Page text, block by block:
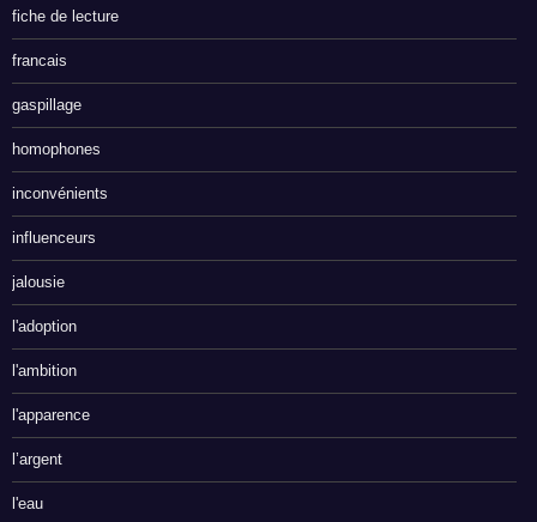
fiche de lecture
francais
gaspillage
homophones
inconvénients
influenceurs
jalousie
l'adoption
l'ambition
l'apparence
l’argent
l'eau